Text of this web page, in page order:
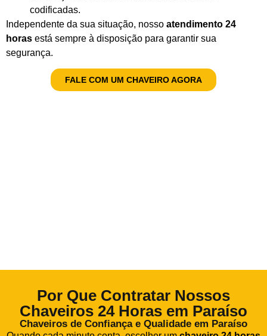
codificadas.
Independente da sua situação, nosso atendimento 24
horas está sempre à disposição para garantir sua
segurança.
FALE COM UM CHAVEIRO AGORA
Por Que Contratar Nossos
Chaveiros 24 Horas em Paraíso
Chaveiros de Confiança e Qualidade em Paraíso